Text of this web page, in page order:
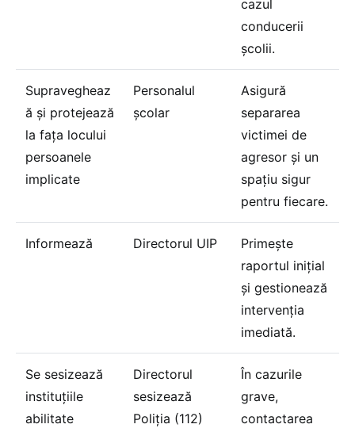
cazul
conducerii
școlii.
Supravegheaz
ă și protejează
la fața locului
persoanele
implicate
Personalul
școlar
Asigură
separarea
victimei de
agresor și un
spațiu sigur
pentru fiecare.
Informează Directorul UIP
Primește
raportul inițial
și gestionează
intervenția
imediată.
Se sesizează
instituțiile
abilitate
Directorul
sesizează
Poliția (112)
În cazurile
grave,
contactarea